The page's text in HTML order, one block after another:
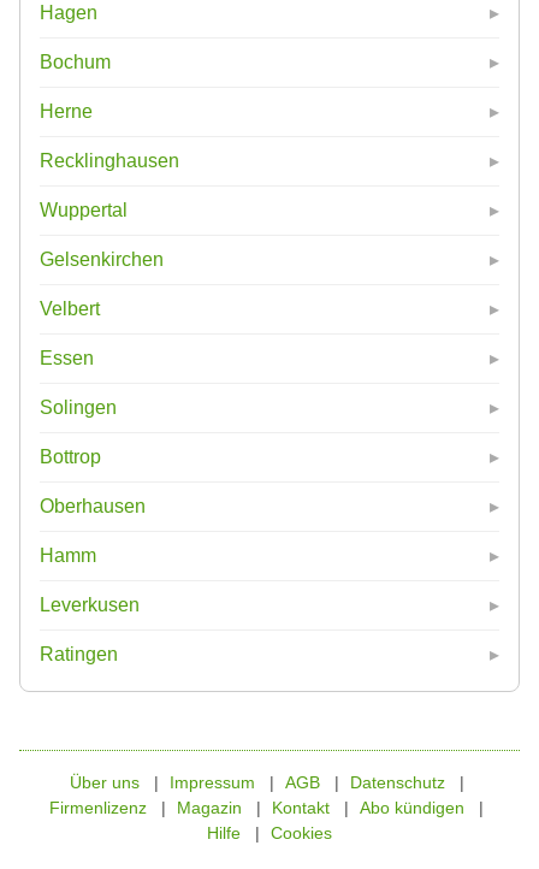
Hagen
Bochum
Herne
Recklinghausen
Wuppertal
Gelsenkirchen
Velbert
Essen
Solingen
Bottrop
Oberhausen
Hamm
Leverkusen
Ratingen
Über uns Impressum AGB
Datenschutz
Firmenlizenz
Magazin Kontakt
Abo kündigen
Hilfe
Cookies